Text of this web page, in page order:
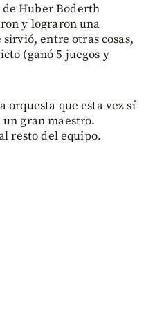
de Huber Boderth
y lograron una
entre otras cosas,
(ganó 5 juegos y
orquesta que esta vez sí
gran maestro.
resto del equipo.